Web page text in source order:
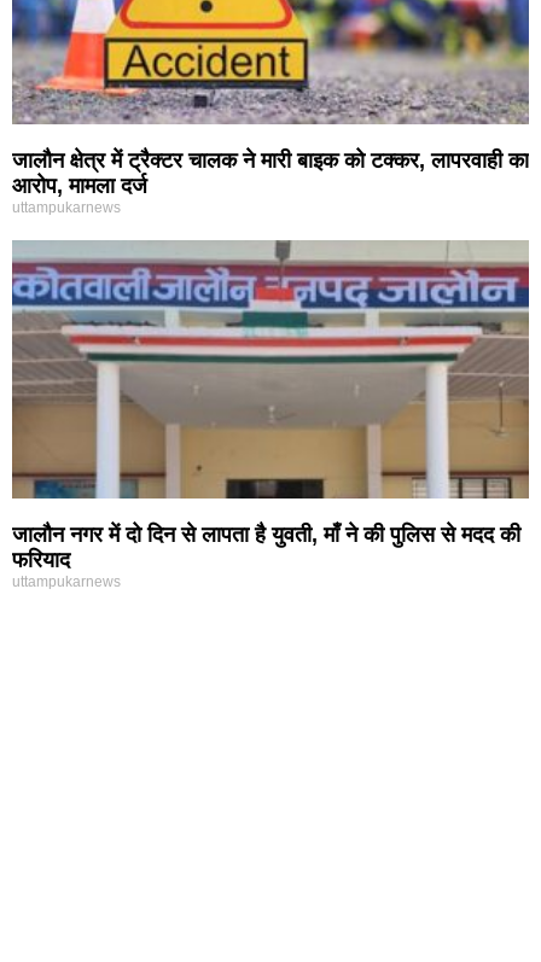
जालौन क्षेत्र में ट्रैक्टर चालक ने मारी बाइक को टक्कर, लापरवाही का
आरोप, मामला दर्ज
uttampukarnews
जालौन नगर में दो दिन से लापता है युवती, माँ ने की पुलिस से मदद की
फरियाद
uttampukarnews